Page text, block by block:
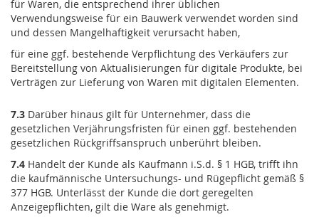
für Waren, die entsprechend ihrer üblichen
Verwendungsweise für ein Bauwerk verwendet worden sind
und dessen Mangelhaftigkeit verursacht haben,
für eine ggf. bestehende Verpflichtung des Verkäufers zur
Bereitstellung von Aktualisierungen für digitale Produkte, bei
Verträgen zur Lieferung von Waren mit digitalen Elementen.
7.3 Darüber hinaus gilt für Unternehmer, dass die
gesetzlichen Verjährungsfristen für einen ggf. bestehenden
gesetzlichen Rückgriffsanspruch unberührt bleiben.
7.4 Handelt der Kunde als Kaufmann i.S.d. § 1 HGB, trifft ihn
die kaufmännische Untersuchungs- und Rügepflicht gemäß §
377 HGB. Unterlässt der Kunde die dort geregelten
Anzeigepflichten, gilt die Ware als genehmigt.